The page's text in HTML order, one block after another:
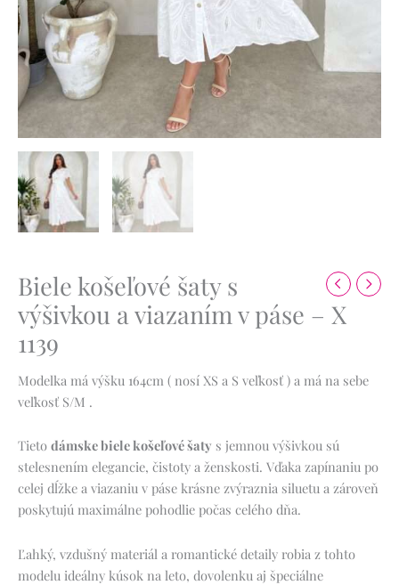
Biele košeľové šaty s
výšivkou a viazaním v páse – X
1139
Modelka má výšku 164cm ( nosí XS a S veľkosť ) a má na sebe
veľkosť S/M .
Tieto dámske biele košeľové šaty s jemnou výšivkou sú
stelesnením elegancie, čistoty a ženskosti. Vďaka zapínaniu po
celej dĺžke a viazaniu v páse krásne zvýraznia siluetu a zároveň
poskytujú maximálne pohodlie počas celého dňa.
Ľahký, vzdušný materiál a romantické detaily robia z tohto
modelu ideálny kúsok na leto, dovolenku aj špeciálne